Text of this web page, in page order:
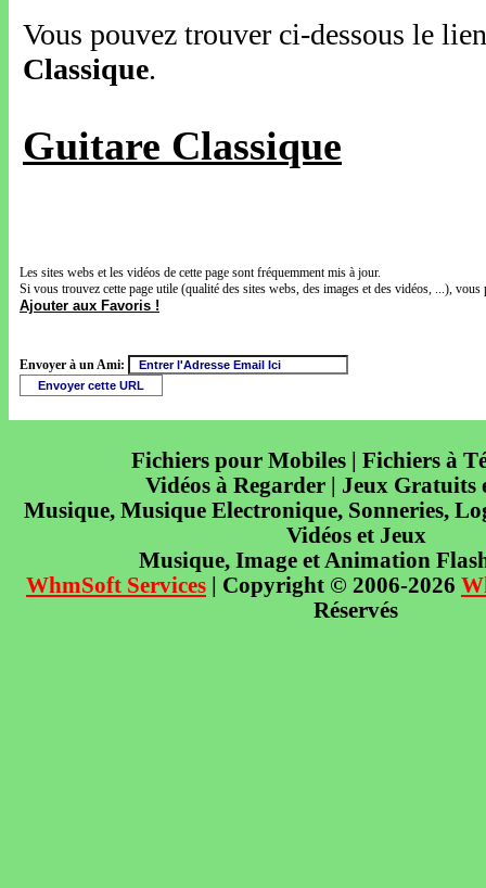
Vous pouvez trouver ci-dessous le
Classique.
Guitare Classique
Les sites webs et les vidéos de cette page sont fréquemment mis à jour.
Si vous trouvez cette page utile (qualité des sites webs, des images et des vidéos, ...),
Ajouter aux Favoris !
Envoyer à un Ami:
Fichiers pour Mobiles | Fichiers à
Vidéos à Regarder | Jeux Gratuits
Musique, Musique Electronique, Sonneries,
Vidéos et Jeux
Musique, Image et Animation
WhmSoft Services | Copyright © 2006-2026
Réservés